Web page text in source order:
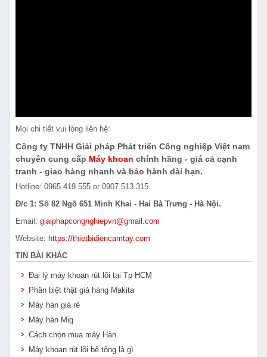
Mọi chi tiết vui lòng liên hệ:
Công ty TNHH Giải pháp Phát triển Công nghiệp Việt nam
chuyên cung cấp Máy khoan chính hãng - giá cả cạnh
tranh - giao hàng nhanh và bảo hành dài hạn.
Hotline: 0965.419.555 or 0907.513.315
Đ/c 1: Số 82 Ngõ 651 Minh Khai - Hai Bà Trưng - Hà Nội.
Email: giaiphapcongnghiepvn@gmail.com
Website: https://thietbidiencamtay.com
TIN BÀI KHÁC
Đại lý máy khoan rút lõi tại Tp HCM
Phân biệt thật giả hàng Makita
Máy hàn giá rẻ
Máy hàn Mig
Cách chọn mua máy Hàn
Máy khoan rút lõi bê tông là gì